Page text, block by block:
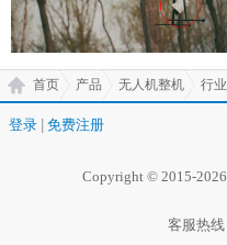
首页 产品 无人机整机
登录 免费注册
Copyright © 2015-2026
客服热线